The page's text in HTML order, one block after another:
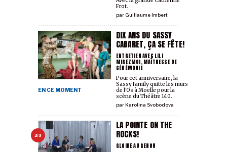
par Guillaume Imbert
Frot.
DIX ANS DU SASSY
CABARET, ÇA SE FÊTE!
ENTRETIEN AVEC LILI
MIREZMOI, MAÎTRESSE DE
CÉRÉMONIE
EN CE MOMENT
parKarolina Svobodova
Pour cet anniversaire, la
Sassy family quitte les murs
de l'Os à Moelle pour la
scène du Théâtre 140.
2/3
LA POINTE ON THE
ROCKS!
GLOIRE AU GENOU